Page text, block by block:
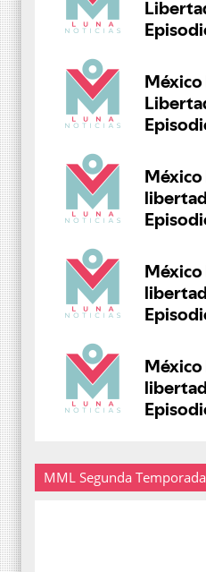
MML Segunda Temporada